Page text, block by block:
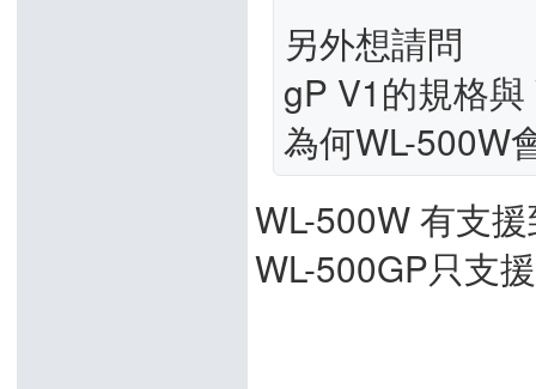
另外想請問
gP V1的規格
為何WL-500W
WL-500W 有支
WL-500GP只支